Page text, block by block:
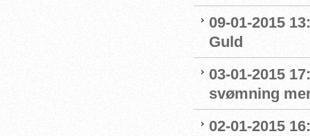
09-01-2015
Guld
03-01-2015
svømning
02-01-2015